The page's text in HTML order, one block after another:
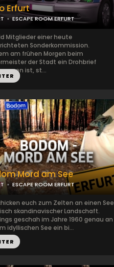
Erfurt
ESCAPE ROOM ERFURT
Mitglieder einer heute
Sonderkommission.
am frühen Morgen beim
der Stadt ein Drohbrief
ist, st...
Mord am See
ESCAPE ROOM ERFURT
euch zum Zelten an einen See
skandinavischer Landschaft.
geschah im Jahre 1960 genau an
idyllischen See ein bi...